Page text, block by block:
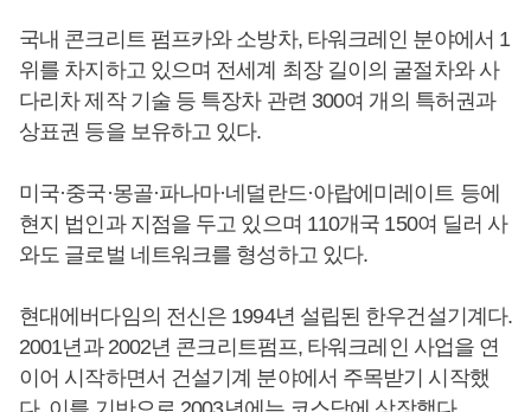
국내 콘크리트 펌프카와 소방차, 타워크레인 분야에서 1
위를 차지하고 있으며 전세계 최장 길이의 굴절차와 사
다리차 제작 기술 등 특장차 관련 300여 개의 특허권과
상표권 등을 보유하고 있다.
미국·중국·몽골·파나마·네덜란드·아랍에미레이트 등에
현지 법인과 지점을 두고 있으며 110개국 150여 딜러 사
와도 글로벌 네트워크를 형성하고 있다.
현대에버다임의 전신은 1994년 설립된 한우건설기계다.
2001년과 2002년 콘크리트펌프, 타워크레인 사업을 연
이어 시작하면서 건설기계 분야에서 주목받기 시작했